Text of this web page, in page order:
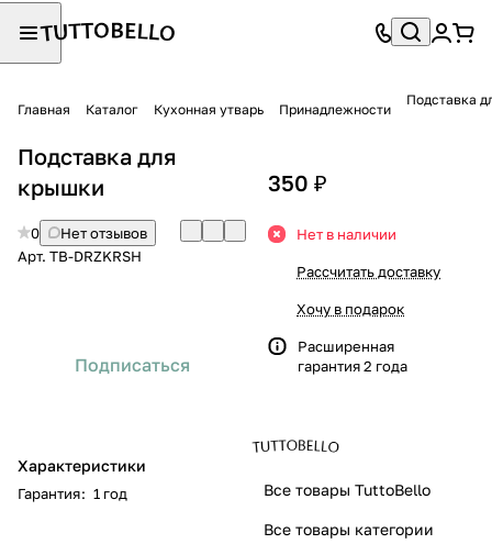
Главная Каталог Кухонная утварь Принадлежности
Подставка
Подставка для
крышки
0
Нет отзывов
Арт. TB-DRZKRSH
Подписаться
Характеристики
Гарантия: 1 год
350 ₽
Нет в наличии
Рассчитать доставку
Хочу в подарок
Расширенная
гарантия 2 года
Все товары TuttoBello
Все товары категории